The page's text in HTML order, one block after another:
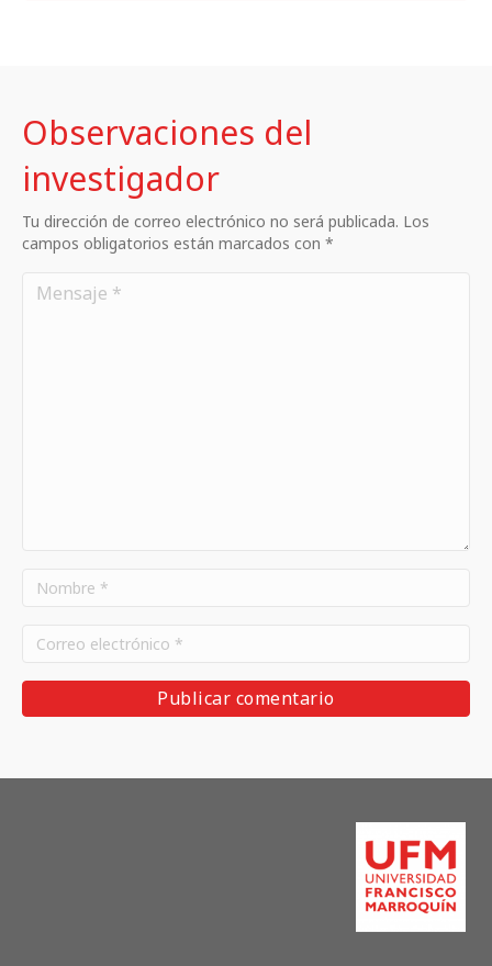
Observaciones del
investigador
Tu dirección de correo electrónico no será publicada. Los
campos obligatorios están marcados con *